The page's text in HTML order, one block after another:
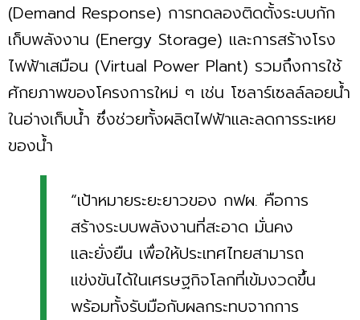
(Demand Response) การทดลองติดตั้งระบบกัก
เก็บพลังงาน (Energy Storage) และการสร้างโรง
ไฟฟ้าเสมือน (Virtual Power Plant) รวมถึงการใช้
ศักยภาพของโครงการใหม่ ๆ เช่น โซลาร์เซลล์ลอยน้ำ
ในอ่างเก็บน้ำ ซึ่งช่วยทั้งผลิตไฟฟ้าและลดการระเหย
ของน้ำ
“เป้าหมายระยะยาวของ กฟผ. คือการ
สร้างระบบพลังงานที่สะอาด มั่นคง
และยั่งยืน เพื่อให้ประเทศไทยสามารถ
แข่งขันได้ในเศรษฐกิจโลกที่เข้มงวดขึ้น
พร้อมทั้งรับมือกับผลกระทบจากการ